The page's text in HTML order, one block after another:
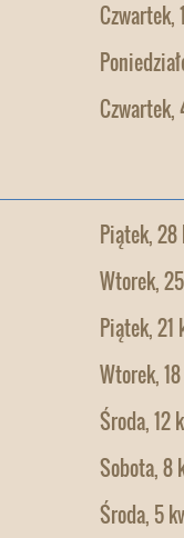
Czwartek,
Czwartek,
Piątek,
Wtorek,
Piątek, 21
Wtorek,
Środa, 12
Sobota, 8
Środa, 5